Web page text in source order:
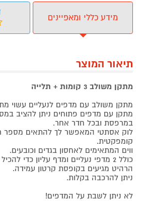
מידע כללי ומאפיינים
תיאור המוצר
מתקן משולב 3 קומות + תלייה
מתקן משולב עם מדפים לנעליים עשוי
מתקן עם מדפים פתוחים ניתן להציב
במרפסת ובכל חדר אחר.
לוק אסתטי המאפשר לך להתאים מספר
קומפקטית.
ווים המתאימים לאחסון בגדים וכובעים.
כולל 2 מדפי נעליים ומדף עליון כדי להכיל דברים אחרים.
הרהיט מגיעים בקופסת קרטון עמידה.
ניתן להרכבה בקלות.
לא ניתן לשבת על המדפים!